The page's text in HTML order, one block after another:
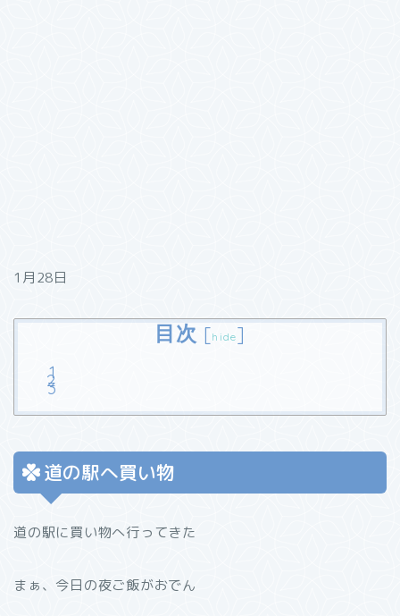
1月28日
目次 [hide]
道の駅へ買い物
道の駅に買い物へ行ってきた
まぁ、今日の夜ご飯がおでん